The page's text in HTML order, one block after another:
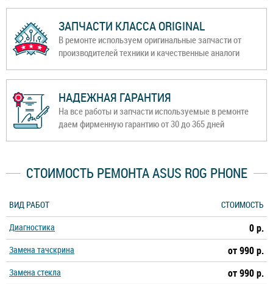
ЗАПЧАСТИ КЛАССА ORIGINAL
В ремонте используем оригинальные запчасти от
производителей техники и качественные аналоги
НАДЕЖНАЯ ГАРАНТИЯ
На все работы и запчасти используемые в ремонте
даем фирменную гарантию от 30 до 365 дней
СТОИМОСТЬ РЕМОНТА ASUS ROG PHONE
ВИД РАБОТ
СТОИМОСТЬ
Диагностика
0 р.
Замена тачскрина от 990 р.
Замена стекла от 990 р.